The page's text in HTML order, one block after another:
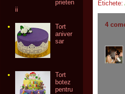
Etichete:
4
prieten
ii
Tort
aniver
sar
Tort
botez
pentru